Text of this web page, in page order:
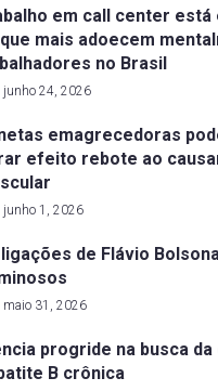
em call center está
mais adoecem
no Brasil
junho 24, 2026
emagrecedoras
efeito rebote ao
junho 1, 2026
de Flávio
maio 31, 2026
progride na busca da
B crônica